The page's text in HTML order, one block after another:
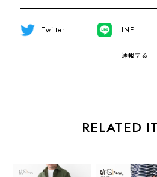
Twitter LINE
通報する
RELATED